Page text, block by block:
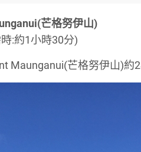
芒格努伊山)
:約1小時30分)
Maunganui(芒格努伊山)約